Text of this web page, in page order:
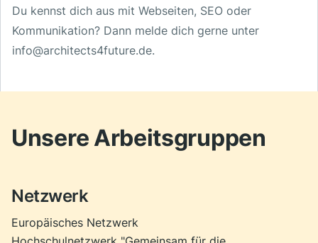
Du kennst dich aus mit Webseiten, SEO oder
Kommunikation? Dann melde dich gerne unter
info@architects4future.de.
Unsere Arbeitsgruppen
Netzwerk
Europäisches Netzwerk